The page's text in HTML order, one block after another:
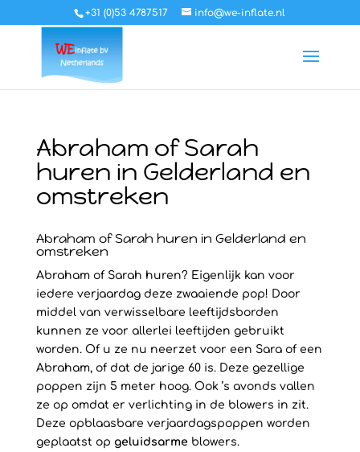
+31 (0)53 4787517 info@we-inflate.nl
Abraham of Sarah
huren in Gelderland en
omstreken
Abraham of Sarah huren in Gelderland en
omstreken
Abraham of Sarah huren? Eigenlijk kan voor
iedere verjaardag deze zwaaiende pop! Door
middel van verwisselbare leeftijdsborden
kunnen ze voor allerlei leeftijden gebruikt
worden. Of u ze nu neerzet voor een Sara of een
Abraham, of dat de jarige 60 is. Deze gezellige
poppen zijn 5 meter hoog. Ook ’s avonds vallen
ze op omdat er verlichting in de blowers in zit.
Deze opblaasbare verjaardagspoppen worden
geplaatst op geluidsarme blowers.